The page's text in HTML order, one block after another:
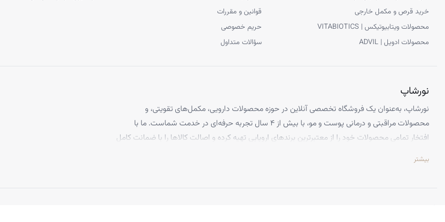
خرید قرص و مکمل خارجی
محصولات ویتابیوتیکس | VITABIOTICS
محصولات ادویل | ADVIL
قوانین و مقررات
حریم خصوصی
سؤالات متداول
نورشاپ
نورشاپ، به‌عنوان یک فروشگاه تخصصی آنلاین در حوزه محصولات دارویی، مکمل‌های تقویتی، و
محصولات مراقبتی و درمانی پوست و مو، با بیش از ۴ سال تجربه حرفه‌ای در خدمت شماست. ما با
افتخار تمامی محصولات خود را از معتبرترین برندهای اروپایی تهیه کرده و اصالت کالاها را با ضمانت کامل
تخصص ما ارائه محصولاتی است که از کیفیت و استانداردهای برتر جهانی برخوردارند، تا بتوانید با
بیشتر